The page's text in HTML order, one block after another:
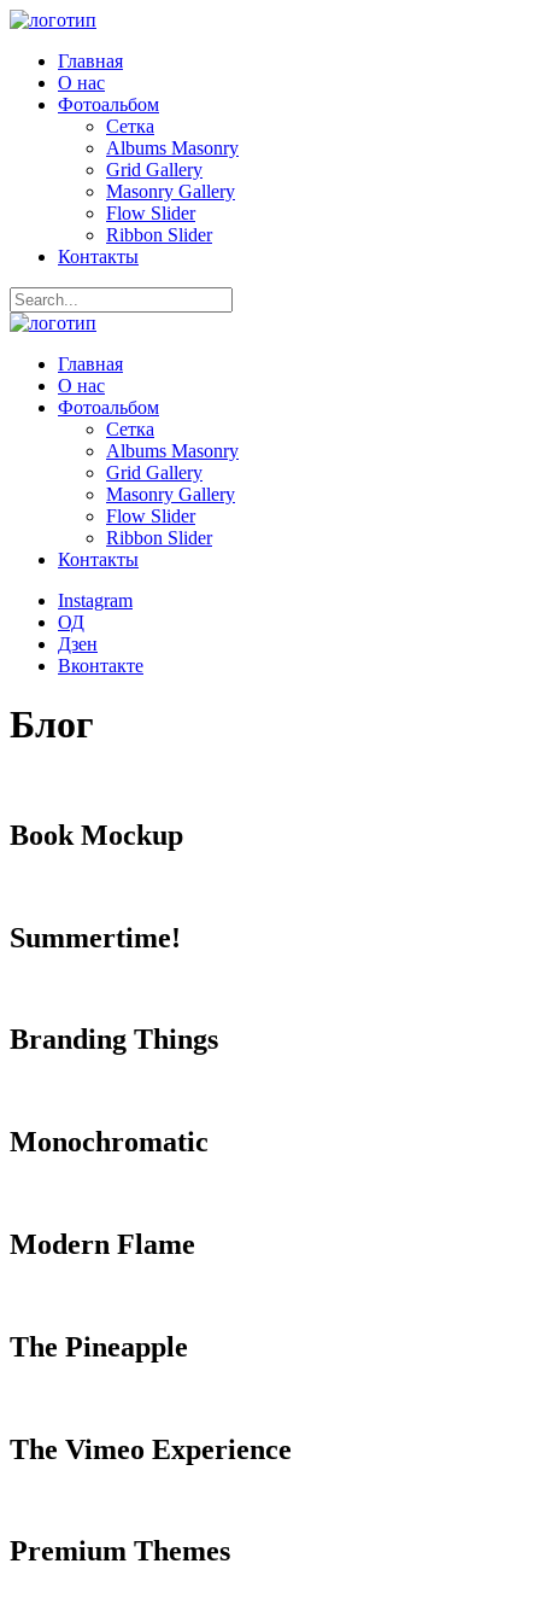
Главная
О нас
Фотоальбом
Сетка
Albums Masonry
Grid Gallery
Masonry Gallery
Flow Slider
Ribbon Slider
Контакты
Главная
О нас
Фотоальбом
Сетка
Albums Masonry
Grid Gallery
Masonry Gallery
Flow Slider
Ribbon Slider
Контакты
Instagram
ОД
Дзен
Вконтакте
Блог
Book Mockup
Summertime!
Branding Things
Monochromatic
Modern Flame
The Pineapple
The Vimeo Experience
Premium Themes